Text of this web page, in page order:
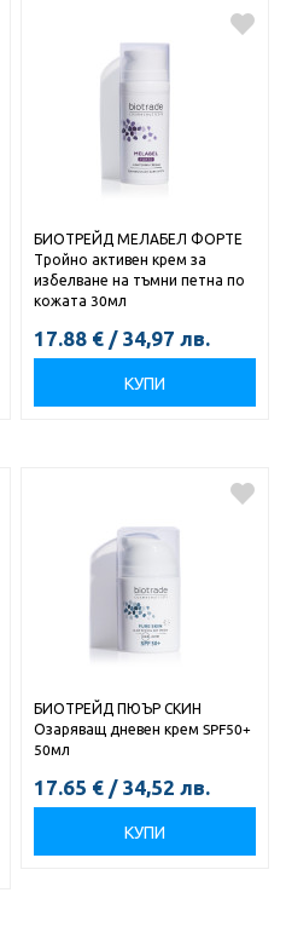
БИОТРЕЙД МЕЛАБЕЛ ФОРТЕ
Тройно активен крем за
избелване на тъмни петна по
кожата 30мл
17.88 € / 34,97 лв.
КУПИ
БИОТРЕЙД ПЮЪР СКИН
Озаряващ дневен крем SPF50+
50мл
17.65 € / 34,52 лв.
КУПИ